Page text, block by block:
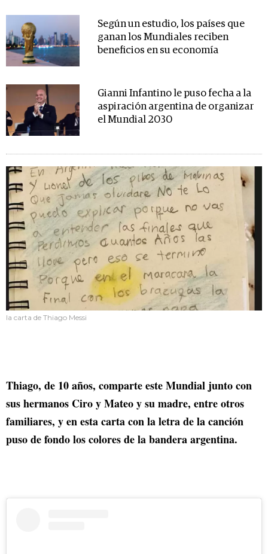
Según un estudio, los países que
ganan los Mundiales reciben
beneficios en su economía
Gianni Infantino le puso fecha a la
aspiración argentina de organizar
el Mundial 2030
la carta de Thiago Messi
Thiago, de 10 años, comparte este Mundial junto con
sus hermanos Ciro y Mateo y su madre, entre otros
familiares, y en esta carta con la letra de la canción
puso de fondo los colores de la bandera argentina.